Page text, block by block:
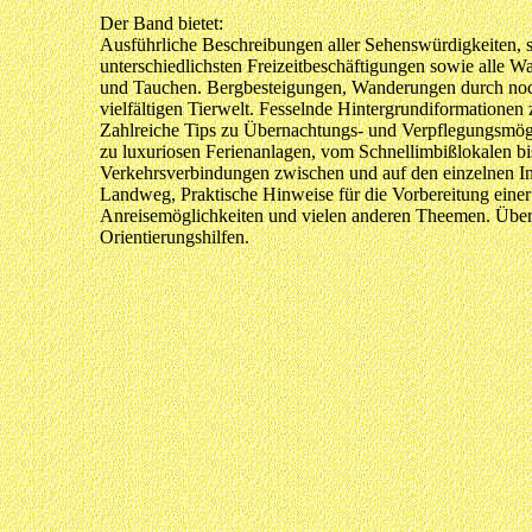
Der Band bietet:
Ausführliche Beschreibungen aller Sehenswürdigkeiten,
unterschiedlichsten Freizeitbeschäftigungen sowie alle
und Tauchen. Bergbesteigungen, Wanderungen durch
vielfältigen Tierwelt. Fesselnde
Zahlreiche Tips zu Übernachtungs- und
zu luxuriosen Ferienanlagen, vom Schnellimbißlokalen
Verkehrsverbindungen zwischen und auf den einzelnen
Landweg, Praktische Hinweise für die Vorbereitung
Anreisemöglichkeiten und vielen anderen Theemen.
Orientierungshilfen.